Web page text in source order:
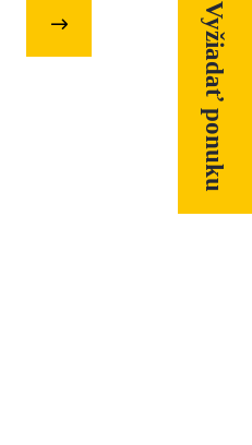
Vyžiadať ponuku
článok